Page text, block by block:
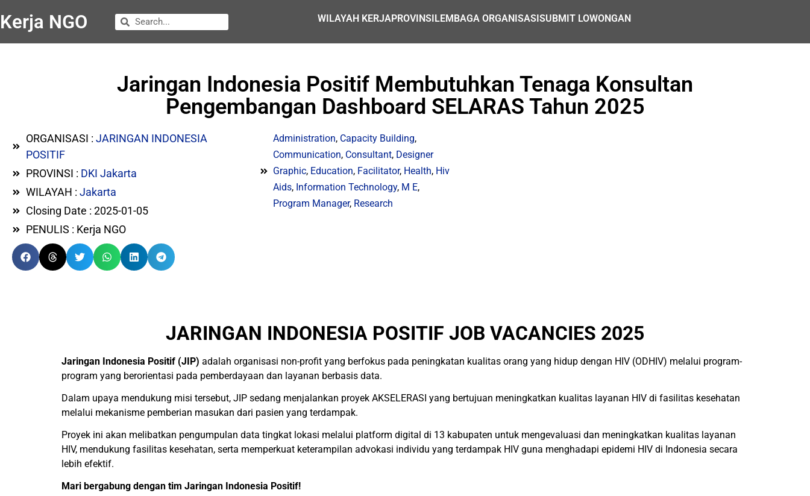
Kerja NGO WILAYAH KERJAPROVINSILEMBAGA ORGANISASISUBMIT LOWONGAN
Jaringan Indonesia Positif Membutuhkan Tenaga Konsultan
Pengembangan Dashboard SELARAS Tahun 2025
ORGANISASI : JARINGAN INDONESIA
POSITIF
PROVINSI : DKI Jakarta
WILAYAH : Jakarta
Closing Date : 2025-01-05
PENULIS : Kerja NGO
Administration, Capacity Building,
Communication, Consultant, Designer
Graphic, Education, Facilitator, Health, Hiv
Aids, Information Technology, M E,
Program Manager, Research
JARINGAN INDONESIA POSITIF JOB VACANCIES 2025
Jaringan Indonesia Positif (JIP) adalah organisasi non-profit yang berfokus pada peningkatan kualitas orang yang hidup dengan HIV (ODHIV) melalui program-
program yang berorientasi pada pemberdayaan dan layanan berbasis data.
Dalam upaya mendukung misi tersebut, JIP sedang menjalankan proyek AKSELERASI yang bertujuan meningkatkan kualitas layanan HIV di fasilitas kesehatan
melalui mekanisme pemberian masukan dari pasien yang terdampak.
Proyek ini akan melibatkan pengumpulan data tingkat lokasi melalui platform digital di 13 kabupaten untuk mengevaluasi dan meningkatkan kualitas layanan
HIV, mendukung fasilitas kesehatan, serta memperkuat keterampilan advokasi individu yang terdampak HIV guna menghadapi epidemi HIV di Indonesia secara
lebih efektif.
Mari bergabung dengan tim Jaringan Indonesia Positif!